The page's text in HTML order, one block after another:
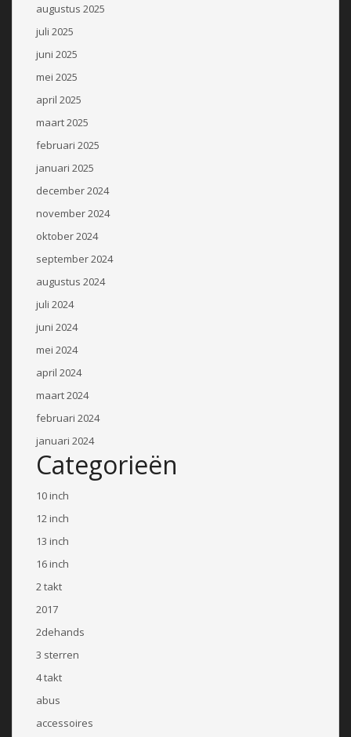
augustus 2025
juli 2025
juni 2025
mei 2025
april 2025
maart 2025
februari 2025
januari 2025
december 2024
november 2024
oktober 2024
september 2024
augustus 2024
juli 2024
juni 2024
mei 2024
april 2024
maart 2024
februari 2024
januari 2024
Categorieën
10 inch
12 inch
13 inch
16 inch
2 takt
2017
2dehands
3 sterren
4 takt
abus
accessoires